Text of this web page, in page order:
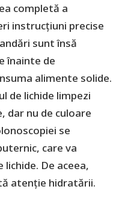
completă a
instrucțiuni precise
sunt însă
înainte de
alimente solide.
de lichide limpezi
dar nu de culoare
se
care va
De aceea,
atenție hidratării.